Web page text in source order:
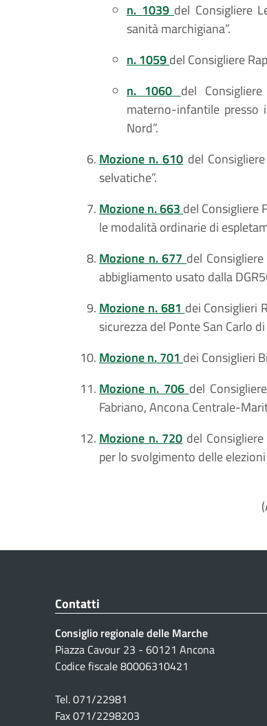
n. 1039 del Consigliere
sanità marchigiana”.
n. 1059del Consigliere
n. 1060 del
materno-infantile presso
Nord”.
Mozione n. 610 del
selvatiche”.
Mozione n. 663 del Consigliere
le modalità ordinarie di
Mozione n. 677 del
abbigliamento usato dalla
Mozione n. 681 dei Consiglieri
sicurezza del Ponte San Carlo di
Mozione n. 701 dei Consiglieri
Mozione n. 706 del
Fabriano, Ancona Centrale-
Mozione n. 720 del
per lo svolgimento delle
Contatti
Consiglio regionale delle Marche
Piazza Cavour 23 - 60121 Ancona
Codice fiscale 80006310421
Tel. 071/22981
Fax 071/2298203